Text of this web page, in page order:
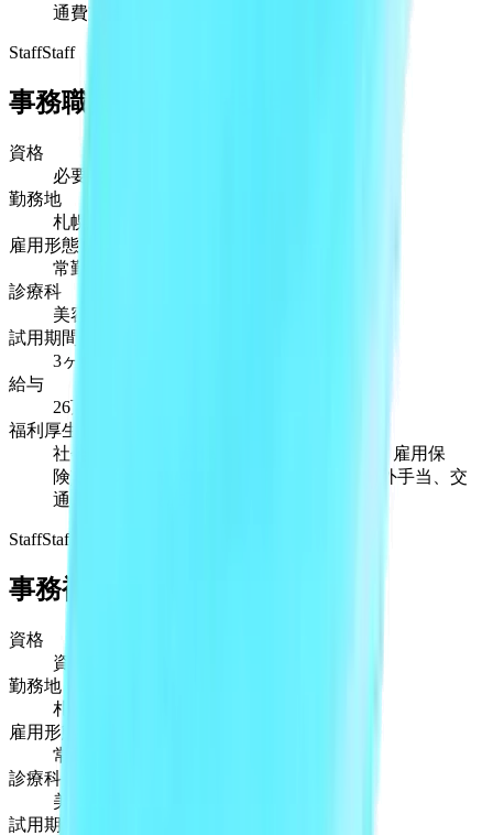
通費支給(上限2.5万円)
StaffStaff
事務職員、SNS運用担当者
資格
必要なし
勤務地
札幌
雇用形態
常勤
診療科
美容皮膚科
試用期間
3ヶ月程度
給与
26万円〜
福利厚生
社会保険完備(健康保険、厚生年金、労災、雇用保
険)、産休/育児休暇あり、制服貸与、時間外手当、交
通費支給(上限2.5万円)
StaffStaff
事務補助員
資格
資格不問
勤務地
札幌
雇用形態
常勤
診療科
美容皮膚科
試用期間